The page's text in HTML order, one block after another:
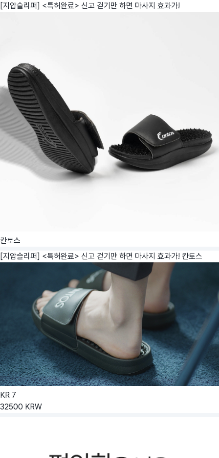
[지압슬리퍼] <특허완료> 신고 걷기만 하면 마사지 효과가!
칸토스
[지압슬리퍼] <특허완료> 신고 걷기만 하면 마사지 효과가! 칸토스
KR 7
32500 KRW